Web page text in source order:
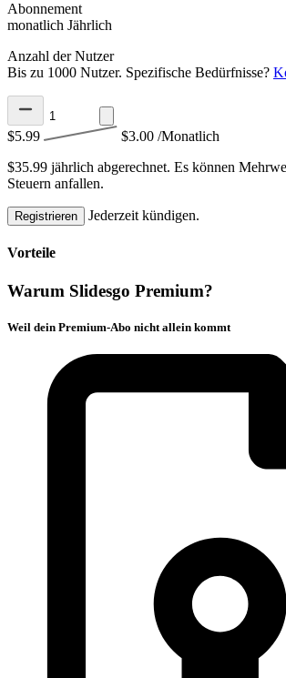
Abonnement
monatlich Jährlich
Anzahl der Nutzer
Bis zu 1000 Nutzer. Spezifische Bedürfnisse?
$5.99 $3.00 /Monatlich
$35.99 jährlich abgerechnet. Es können
Steuern anfallen.
Registrieren Jederzeit kündigen.
Vorteile
Warum Slidesgo Premium?
Weil dein Premium-Abo nicht allein kommt